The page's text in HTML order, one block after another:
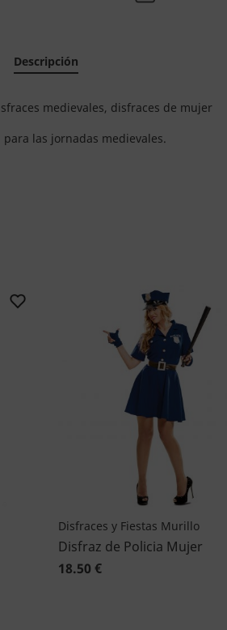
Descripción
medievales, disfraces de mujer
las jornadas medievales.
Disfraces y Fiestas Murillo
Disfraz de Policia Mujer
18.50 €